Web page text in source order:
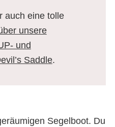
auch eine tolle
unsere
und
Saddle.
Segelboot. Du